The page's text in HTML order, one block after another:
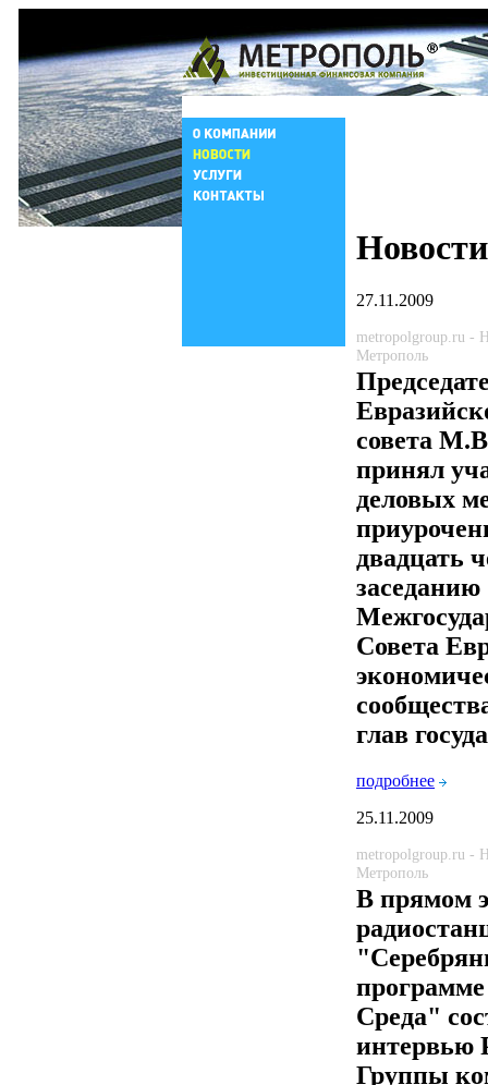
27.11.2009
metropolgroup.ru -
Метрополь
совета
принял
деловых
двадцать
заседанию
Совета
глав
подробнее
25.11.2009
metropolgroup.ru -
Метрополь
В прямом
Среда"
интервью
Группы